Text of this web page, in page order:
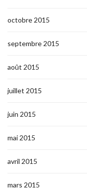
octobre 2015
septembre 2015
août 2015
juillet 2015
juin 2015
mai 2015
avril 2015
mars 2015